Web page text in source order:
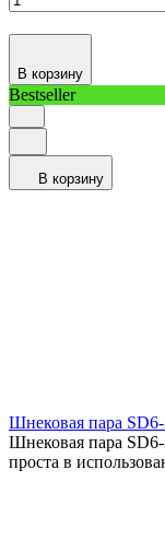
В корзину
Bestseller
В корзину
Шнековая пара
Шнековая пара SD6-
проста в